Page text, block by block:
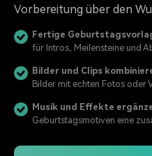
Vorbereitung über den
Fertige
für Intros, Meilensteine und
Bilder und Clips
Bilder mit echten Fotos oder
Musik und Effekte
Geburtstagsmotiven eine